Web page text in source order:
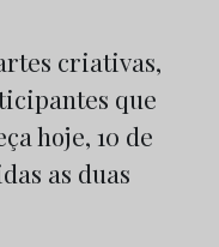
criativas,
que
hoje, 10 de
as duas